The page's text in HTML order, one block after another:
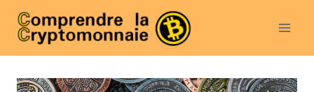
Aller
contenu